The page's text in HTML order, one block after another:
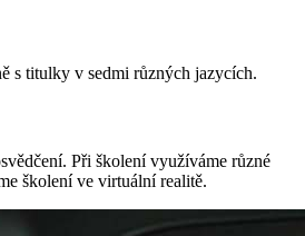
s titulky v sedmi různých jazycích.
Při školení využíváme různé
školení ve virtuální realitě.